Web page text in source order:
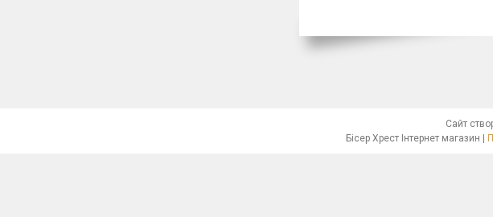
Сайт
Бісер Хрест Інтернет магазин |